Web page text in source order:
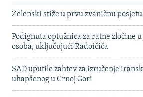
Zelenski stiže u prvu zvaničnu
Podignuta optužnica za ratne zločine
osoba, uključujući Radoičića
SAD uputile zahtev za izručenje
uhapšenog u Crnoj Gori